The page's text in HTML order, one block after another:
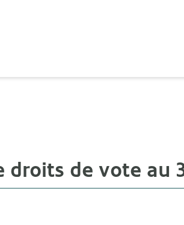
droits de vote au